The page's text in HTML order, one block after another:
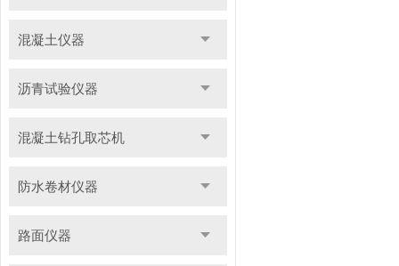
混凝土仪器
沥青试验仪器
混凝土钻孔取芯机
防水卷材仪器
路面仪器